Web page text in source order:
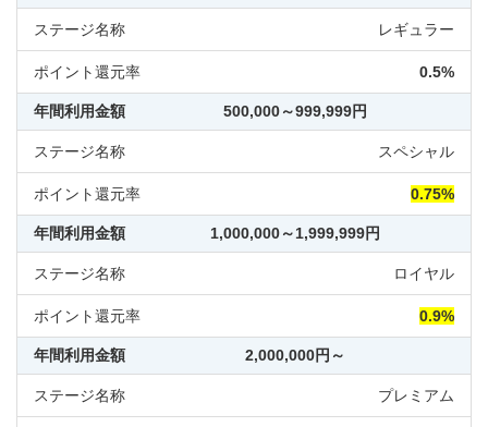
レギュラー
0.5%
500,000～999,999円
スペシャル
0.75%
1,000,000～1,999,999円
ロイヤル
0.9%
2,000,000円～
プレミアム